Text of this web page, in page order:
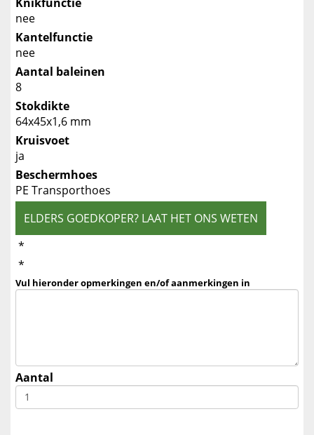
nee
Kantelfunctie
nee
Aantal baleinen
8
Stokdikte
64x45x1,6 mm
Kruisvoet
ja
Beschermhoes
PE Transporthoes
ELDERS GOEDKOPER? LAAT HET ONS WETEN
*
*
Vul hieronder opmerkingen en/of aanmerkingen in
Aantal